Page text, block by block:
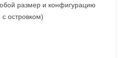
размер и конфигурацию
островком)